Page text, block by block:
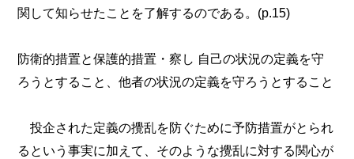
関して知らせたことを了解するのである。(p.15)
防衛的措置と保護的措置・察し 自己の状況の定義を守
ろうとすること、他者の状況の定義を守ろうとすること
投企された定義の攪乱を防ぐために予防措置がとられ
るという事実に加えて、そのような攪乱に対する関心が